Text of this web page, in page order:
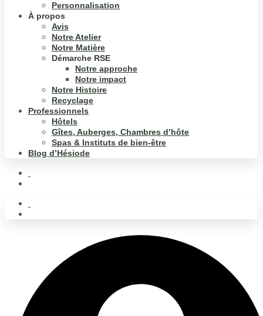
Personnalisation
À propos
Avis
Notre Atelier
Notre Matière
Démarche RSE
Notre approche
Notre impact
Notre Histoire
Recyclage
Professionnels
Hôtels
Gîtes, Auberges, Chambres d’hôte
Spas & Instituts de bien-être
Blog d’Hésiode